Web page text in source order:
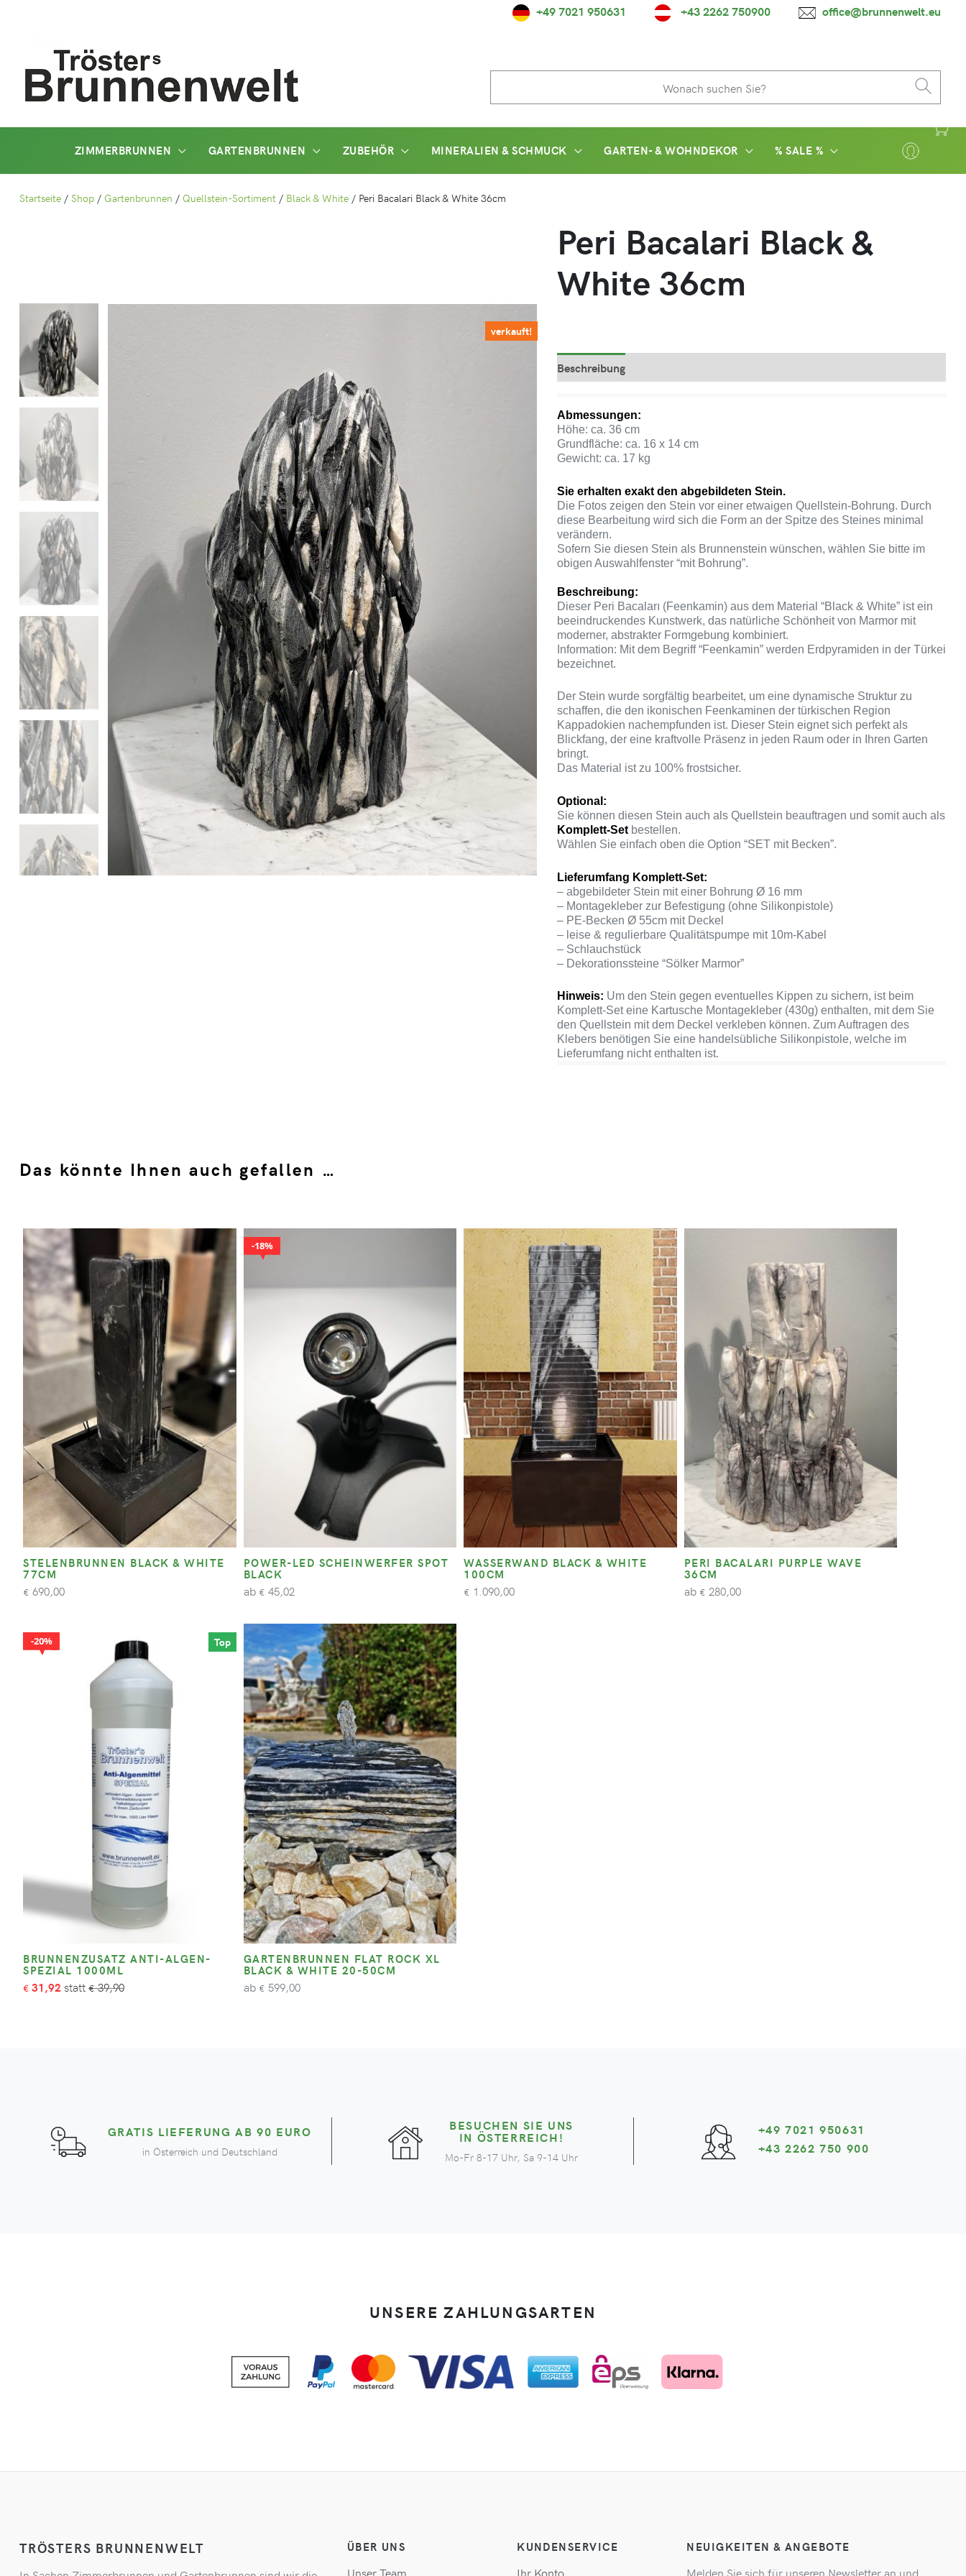
+49 7021 950631 +43 2262 750900 office@brunnenwelt.eu
ZIMMERBRUNNEN GARTENBRUNNEN ZUBEHÖR MINERALIEN & SCHMUCK GARTEN- & WOHNDEKOR % SALE %
Startseite / Shop / Gartenbrunnen / Quellstein-Sortiment / Black & White / Peri Bacalari Black & White 36cm
verkauft!
Peri Bacalari Black &
White 36cm
Beschreibung
Abmessungen:
Höhe: ca. 36 cm
Grundfläche: ca. 16 x 14 cm
Gewicht: ca. 17 kg
Sie erhalten exakt den abgebildeten Stein.
Die Fotos zeigen den Stein vor einer etwaigen Quellstein-Bohrung. Durch
diese Bearbeitung wird sich die Form an der Spitze des Steines minimal
verändern.
Sofern Sie diesen Stein als Brunnenstein wünschen, wählen Sie bitte im
obigen Auswahlfenster “mit Bohrung”.
Beschreibung:
Dieser Peri Bacaları (Feenkamin) aus dem Material “Black & White” ist ein
beeindruckendes Kunstwerk, das natürliche Schönheit von Marmor mit
moderner, abstrakter Formgebung kombiniert.
Information: Mit dem Begriff “Feenkamin” werden Erdpyramiden in der Türkei
bezeichnet.
Der Stein wurde sorgfältig bearbeitet, um eine dynamische Struktur zu
schaffen, die den ikonischen Feenkaminen der türkischen Region
Kappadokien nachempfunden ist. Dieser Stein eignet sich perfekt als
Blickfang, der eine kraftvolle Präsenz in jeden Raum oder in Ihren Garten
bringt.
Das Material ist zu 100% frostsicher.
Optional:
Sie können diesen Stein auch als Quellstein beauftragen und somit auch als
Komplett-Set bestellen.
Wählen Sie einfach oben die Option “SET mit Becken”.
Lieferumfang Komplett-Set:
– abgebildeter Stein mit einer Bohrung Ø 16 mm
– Montagekleber zur Befestigung (ohne Silikonpistole)
– PE-Becken Ø 55cm mit Deckel
– leise & regulierbare Qualitätspumpe mit 10m-Kabel
– Schlauchstück
– Dekorationssteine “Sölker Marmor”
Hinweis: Um den Stein gegen eventuelles Kippen zu sichern, ist beim
Komplett-Set eine Kartusche Montagekleber (430g) enthalten, mit dem Sie
den Quellstein mit dem Deckel verkleben können. Zum Auftragen des
Klebers benötigen Sie eine handelsübliche Silikonpistole, welche im
Lieferumfang nicht enthalten ist.
Das könnte Ihnen auch gefallen …
STELENBRUNNEN BLACK & WHITE
77CM
€ 690,00
18%
POWER-LED SCHEINWERFER SPOT
BLACK
ab € 45,02
WASSERWAND BLACK & WHITE
100CM
€ 1.090,00
PERI BACALARI PURPLE WAVE
36CM
ab € 280,00
Top
20%
BRUNNENZUSATZ ANTI-ALGEN-
SPEZIAL 1000ML
€ 31,92 €39,90
GARTENBRUNNEN FLAT ROCK XL
BLACK & WHITE 20-50CM
ab € 599,00
GRATIS LIEFERUNG AB 90 EURO
in Österreich und Deutschland
BESUCHEN SIE UNS
IN ÖSTERREICH!
Mo-Fr 8-17 Uhr, Sa 9-14 Uhr
+49 7021 950631
+43 2262 750 900
UNSERE ZAHLUNGSARTEN
TRÖSTERS BRUNNENWELT ÜBER UNS
Unser Team
KUNDENSERVICE
Ihr Konto
NEUIGKEITEN & ANGEBOTE
Melden Sie sich für unseren Newsletter an und